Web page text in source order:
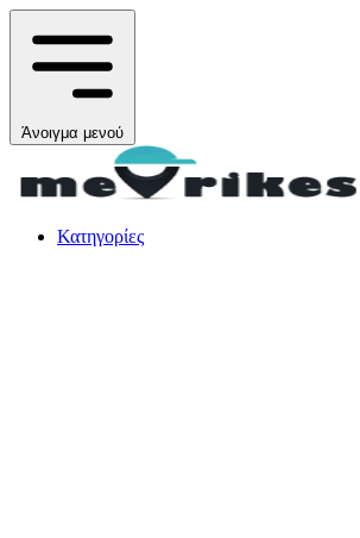
Άνοιγμα μενού
Κατηγορίες